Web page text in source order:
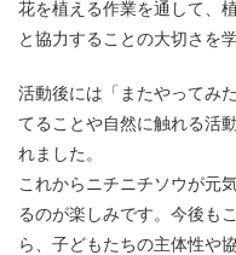
花を植える作業を通して、
と協力することの大切さを
活動後には「またやってみ
てることや自然に触れる活
れました。
これからニチニチソウが元
るのが楽しみです。今後も
ら、子どもたちの主体性や